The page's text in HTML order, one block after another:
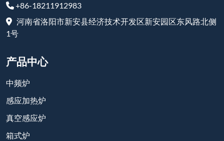
+86-18211912983
河南省洛阳市新安县经济技术开发区新安园区东风路北侧
1号
产品中心
中频炉
感应加热炉
真空感应炉
箱式炉